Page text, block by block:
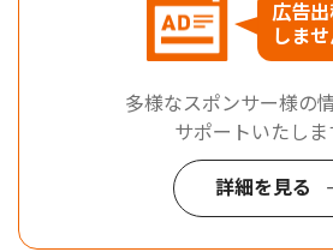
広告
しま
多様なスポンサー様の
サポートいたしま
詳細を見る